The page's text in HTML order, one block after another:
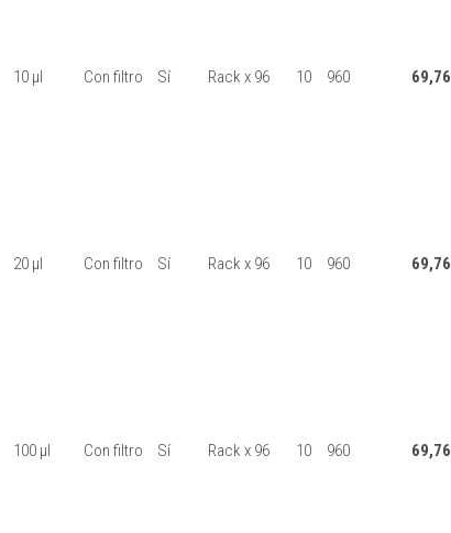
10 μl Con filtro Sí Rack x 96 10 960 69,76
20 μl Con filtro Sí Rack x 96 10 960 69,76
100 μl Con filtro Sí Rack x 96 10 960 69,76